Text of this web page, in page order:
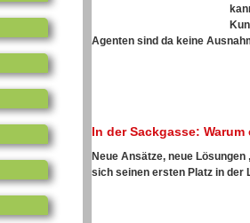
Agenten sind da keine
In der Sackgasse:
Neue Ansätze, neue Lösungen
sich seinen ersten Platz in der